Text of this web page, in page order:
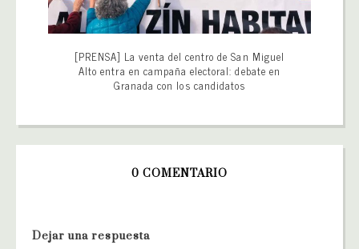
[PRENSA] La venta del centro de San Miguel
Alto entra en campaña electoral: debate en
Granada con los candidatos
0 COMENTARIO
Dejar una respuesta